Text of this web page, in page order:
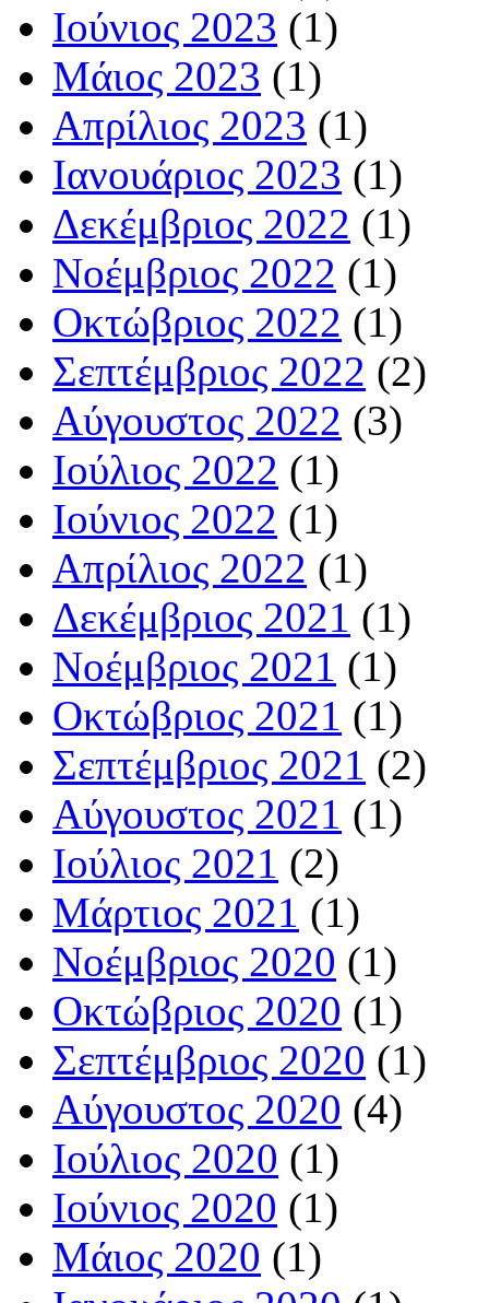
Ιούνιος 2023 (1)
Μάιος 2023 (1)
Απρίλιος 2023 (1)
Ιανουάριος 2023 (1)
Δεκέμβριος 2022 (1)
Νοέμβριος 2022 (1)
Οκτώβριος 2022 (1)
Σεπτέμβριος 2022 (2)
Αύγουστος 2022 (3)
Ιούλιος 2022 (1)
Ιούνιος 2022 (1)
Απρίλιος 2022 (1)
Δεκέμβριος 2021 (1)
Νοέμβριος 2021 (1)
Οκτώβριος 2021 (1)
Σεπτέμβριος 2021 (2)
Αύγουστος 2021 (1)
Ιούλιος 2021 (2)
Μάρτιος 2021 (1)
Νοέμβριος 2020 (1)
Οκτώβριος 2020 (1)
Σεπτέμβριος 2020 (1)
Αύγουστος 2020 (4)
Ιούλιος 2020 (1)
Ιούνιος 2020 (1)
Μάιος 2020 (1)